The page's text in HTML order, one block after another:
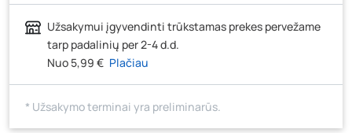
J. Basanavičiaus g. 6, Utena
Novočėbės k. 3, Kėdainiai
Skuodo g. 41, Mažeikiai- 4 vienetai
Užsakymui įgyvendinti trūkstamas prekes pervežame
tarp padalinių per 2-4 d.d.
Nuo 5,99 € Plačiau
* Užsakymo terminai yra preliminarūs.